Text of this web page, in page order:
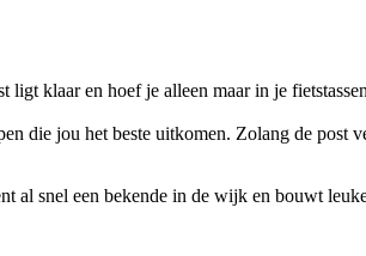
klaar en hoef je alleen maar in je
die jou het beste uitkomen. Zolang de post
snel een bekende in de wijk en bouwt